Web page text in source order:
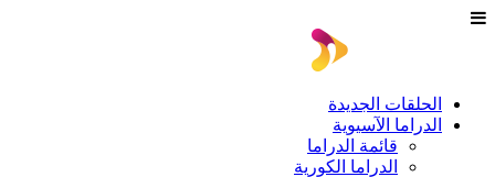
الحلقات الجديدة
الدراما الآسيوية
قائمة الدراما
الدراما الكورية